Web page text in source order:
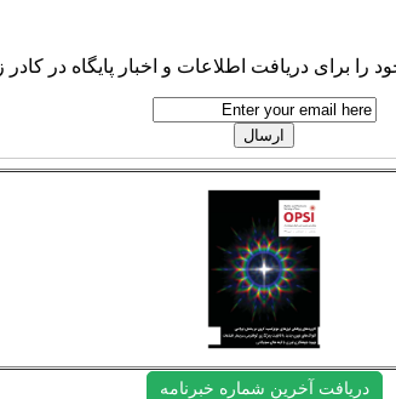
برای دریافت اطلاعات و اخبار پایگاه در کادر
دریافت آخرین شماره خبرنامه